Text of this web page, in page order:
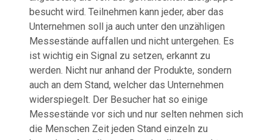
besucht wird. Teilnehmen kann jeder, aber das
Unternehmen soll ja auch unter den unzähligen
Messestände auffallen und nicht untergehen. Es
ist wichtig ein Signal zu setzen, erkannt zu
werden. Nicht nur anhand der Produkte, sondern
auch an dem Stand, welcher das Unternehmen
widerspiegelt. Der Besucher hat so einige
Messestände vor sich und nur selten nehmen sich
die Menschen Zeit jeden Stand einzeln zu